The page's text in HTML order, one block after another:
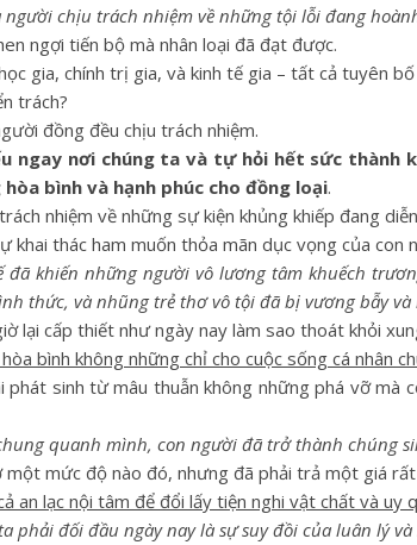
người chịu trách nhiệm về những tội lỗi đang
ngợi tiến bộ mà nhân loại đã đạt được.
gia, chính trị gia, và kinh tế gia – tất cả tuyên
trách?
đồng đều chịu trách nhiệm.
ngay nơi chúng ta và tự hỏi hết sức thành
bình và hạnh phúc cho đồng loại.
nhiệm về những sự kiện khủng khiếp đang
khai thác ham muốn thỏa mãn dục vọng của con
đã khiến những người vô lương tâm khuếch
thức, và nhũng trẻ thơ vô tội đã bị vương bẫy và
lại cấp thiết như ngày nay làm sao thoát khỏi
bình không những chỉ cho cuộc sống cá nhân
phát sinh từ mâu thuẫn không những phá vỡ mà
quanh mình, con người đã trở thành chúng
một mức độ nào đó, nhưng đã phải trả một giá
an lạc nội tâm để đổi lấy tiện nghi vật chất và uy
phải đối đầu ngày nay là sự suy đồi của luân lý